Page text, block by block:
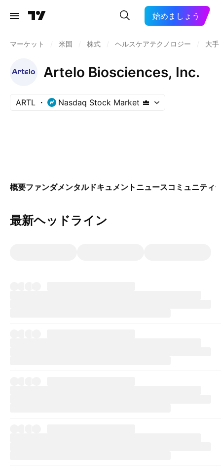
始めましょう
マーケット 米国 株式 ヘルスケアテクノロジー 大手
Artelo Biosciences, Inc.
ARTL Nasdaq Stock Market
概要ファンダメンタルドキュメント ニュースコミュニティ
最新ヘッドライン